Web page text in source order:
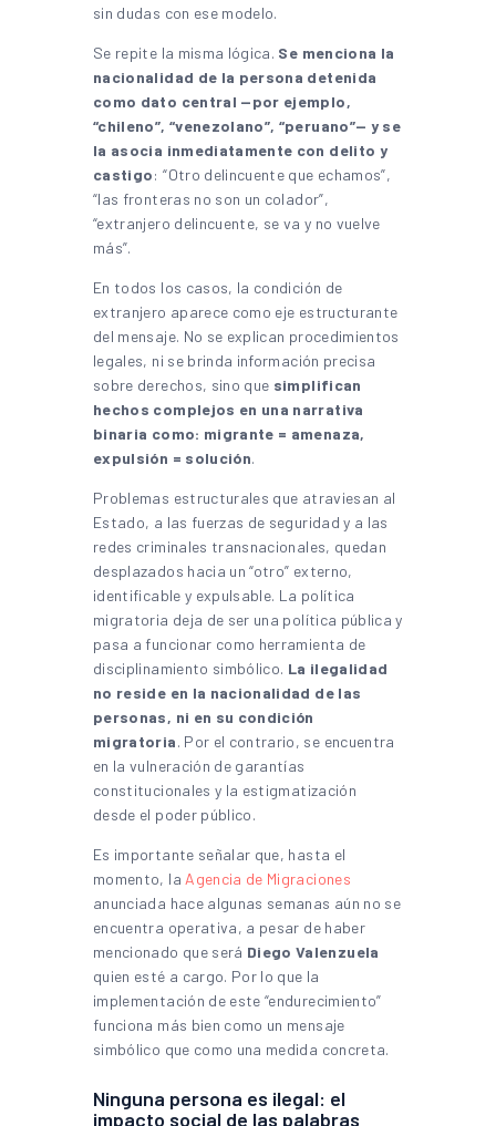
sin dudas con ese modelo.
Se repite la misma lógica. Se menciona la
nacionalidad de la persona detenida
como dato central —por ejemplo,
“chileno”, “venezolano”, “peruano”— y se
la asocia inmediatamente con delito y
castigo: “Otro delincuente que echamos”,
“las fronteras no son un colador”,
“extranjero delincuente, se va y no vuelve
más”.
En todos los casos, la condición de
extranjero aparece como eje estructurante
del mensaje. No se explican procedimientos
legales, ni se brinda información precisa
sobre derechos, sino que simplifican
hechos complejos en una narrativa
binaria como: migrante = amenaza,
expulsión = solución.
Problemas estructurales que atraviesan al
Estado, a las fuerzas de seguridad y a las
redes criminales transnacionales, quedan
desplazados hacia un “otro” externo,
identificable y expulsable. La política
migratoria deja de ser una política pública y
pasa a funcionar como herramienta de
disciplinamiento simbólico. La ilegalidad
no reside en la nacionalidad de las
personas, ni en su condición
migratoria. Por el contrario, se encuentra
en la vulneración de garantías
constitucionales y la estigmatización
desde el poder público.
Es importante señalar que, hasta el
momento, la Agencia de Migraciones
anunciada hace algunas semanas aún no se
encuentra operativa, a pesar de haber
mencionado que será Diego Valenzuela
quien esté a cargo. Por lo que la
implementación de este “endurecimiento”
funciona más bien como un mensaje
simbólico que como una medida concreta.
Ninguna persona es ilegal: el
impacto social de las palabras